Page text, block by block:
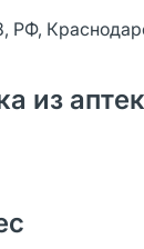
из аптек